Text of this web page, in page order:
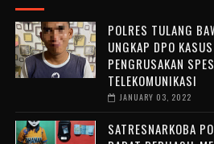
POLRES TULANG
UNGKAP DPO
PENGRUSAKAN
TELEKOMUNIKASI
JANUARY 03, 2022
SATRESNARKOBA